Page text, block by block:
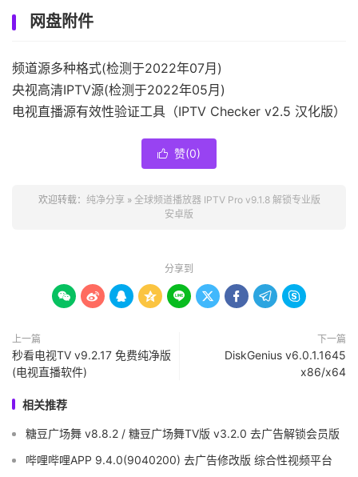
网盘附件
频道源多种格式(检测于2022年07月)
央视高清IPTV源(检测于2022年05月)
电视直播源有效性验证工具（IPTV Checker v2.5 汉化版）
 赞(0)
欢迎转载： 纯净分享 » 全球频道播放器 IPTV Pro v9.1.8 解锁专业版
安卓版
分享到
        
上一篇
秒看电视TV v9.2.17 免费纯净版
(电视直播软件)
下一篇
DiskGenius v6.0.1.1645
x86/x64
相关推荐
糖豆广场舞 v8.8.2 / 糖豆广场舞TV版 v3.2.0 去广告解锁会员版
哔哩哔哩APP 9.4.0(9040200) 去广告修改版 综合性视频平台